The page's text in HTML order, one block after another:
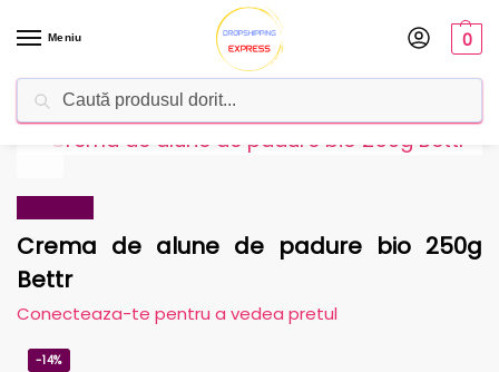
Meniu 0
Dropshipping Romania
Crema de alune de padure bio 250g
Bettr
Conecteaza-te pentru a vedea pretul
-14%